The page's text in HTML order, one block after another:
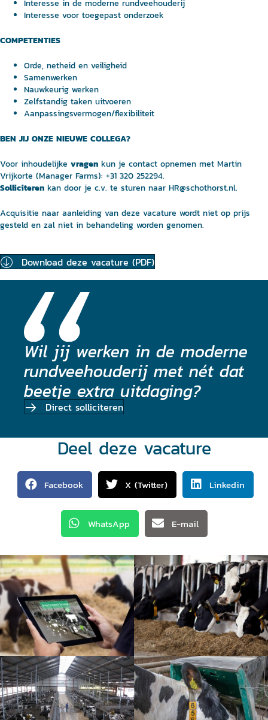
Interesse in de moderne rundveehouderij
Interesse voor toegepast onderzoek
COMPETENTIES
Orde, netheid en veiligheid
Samenwerken
Nauwkeurig werken
Zelfstandig taken uitvoeren
Aanpassingsvermogen/flexibiliteit
BEN JIJ ONZE NIEUWE COLLEGA?
Voor inhoudelijke vragen kun je contact opnemen met Martin
Vrijkorte (Manager Farms): +31 320 252294.
Solliciteren kan door je c.v. te sturen naar HR@schothorst.nl.
Acquisitie naar aanleiding van deze vacature wordt niet op prijs
gesteld en zal niet in behandeling worden genomen.
Download deze vacature (PDF)
Wil jij werken in de moderne
rundveehouderij met nét dat
beetje extra uitdaging?
Direct solliciteren
Deel deze vacature
Facebook X (Twitter) Linkedin
WhatsApp E-mail